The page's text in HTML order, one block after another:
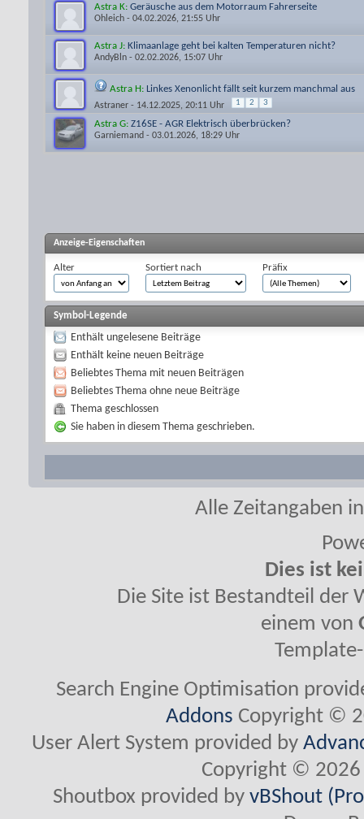
Astra K: Geräusche aus dem Motorraum Fahrerseite
Ohleich - 04.02.2026, 21:55 Uhr
Astra J: Klimaanlage geht bei kalten Temperaturen nicht?
AndyBln - 02.02.2026, 15:07 Uhr
Astra H: Linkes Xenonlicht fällt seit kurzem manchmal aus
Astraner - 14.12.2025, 20:11 Uhr 1 2 3
Astra G: Z16SE - AGR Elektrisch überbrücken?
Garniemand - 03.01.2026, 18:29 Uhr
Anzeige-Eigenschaften
Alter Sortiert nach Präfix
Symbol-Legende
Enthält ungelesene Beiträge
Enthält keine neuen Beiträge
Beliebtes Thema mit neuen Beiträgen
Beliebtes Thema ohne neue Beiträge
Thema geschlossen
Sie haben in diesem Thema geschrieben.
Alle Zeitangaben
Dies ist
Die Site ist Bestandteil der
einem von
Search Engine Optimisation
Addons Copyright ©
User Alert System provided by
Copyright © 2026
Shoutbox provided byvBShout